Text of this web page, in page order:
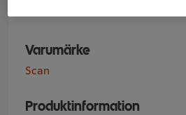
Varumärke
Scan
Produktinformation